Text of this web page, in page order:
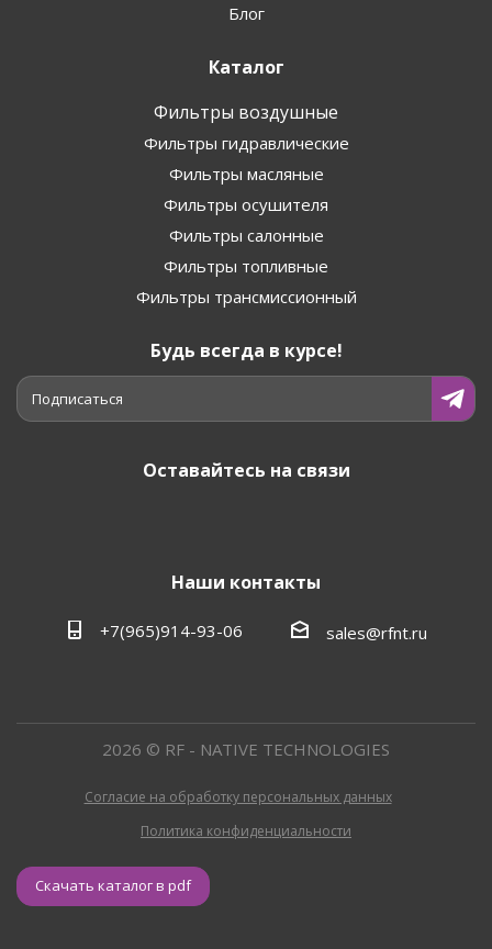
Блог
Каталог
Фильтры воздушные
Фильтры гидравлические
Фильтры масляные
Фильтры осушителя
Фильтры салонные
Фильтры топливные
Фильтры трансмиссионный
Будь всегда в курсе!
Подписаться
Оставайтесь на связи
Наши контакты
+7(965)914-93-06 sales@rfnt.ru
2026 © RF - NATIVE TECHNOLOGIES
Согласие на обработку персональных данных
Политика конфиденциальности
Скачать каталог в pdf